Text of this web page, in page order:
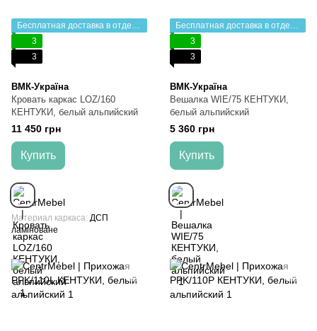
Бесплатная доставка в отделение НП
3
3
ВМК-Україна
Кровать каркас LOZ/160
КЕНТУКИ, белый альпийский
11 450 грн
Купить
Материал каркаса ДСП
ламіноване
Бесплатная доставка в отделение НП
3
3
ВМК-Україна
Вешалка WIE/75 КЕНТУКИ,
белый альпийский
5 360 грн
Купить